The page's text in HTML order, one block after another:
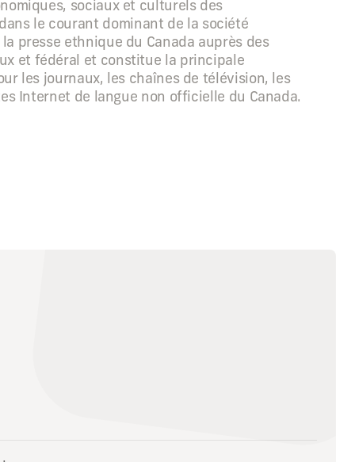
sociaux et culturels des
le courant dominant de la société
presse ethnique du Canada auprès des
et fédéral et constitue la principale
les journaux, les chaînes de télévision, les
Internet de langue non officielle du Canada.